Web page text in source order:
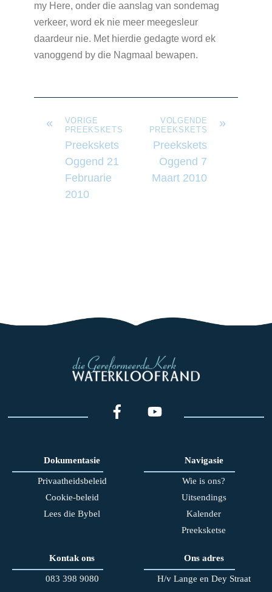
my Here, onder die aanslag van sondemag
verkeer, word ek nie meer meegesleur
daardeur nie. Met hierdie gedagte word ek
vanoggend by die Nagmaal bewapen.
«
VORIGE
PREEKSKETS
Preekskets
Oggend 21
Februarie
2010
»
VOLGENDE
PREEKSKETS
Preekskets
Oggend 7
Maart 2010
Dokumentasie
Privaatheidsbeleid
Cookie-beleid
Lees die Bybel
Navigasie
Wie is ons?
Uitsendings
Kalender
Preeksketse
Kontak ons
083 398 9080
Ons adres
H/v Lange en Dey Straat